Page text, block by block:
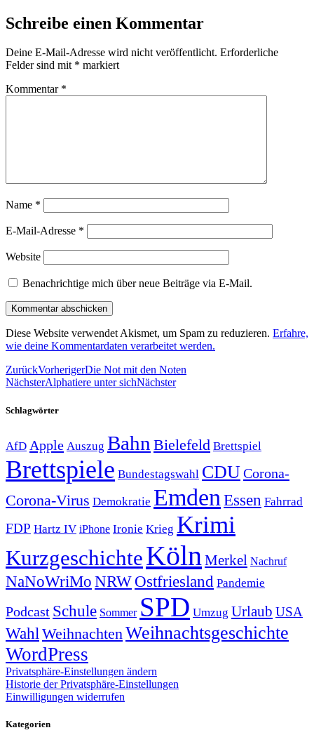
Schreibe einen Kommentar
Deine E-Mail-Adresse wird nicht veröffentlicht. Erforderliche
Felder sind mit * markiert
Kommentar *
Name *
E-Mail-Adresse *
Website
Benachrichtige mich über neue Beiträge via E-Mail.
Diese Website verwendet Akismet, um Spam zu reduzieren. Erfahre,
wie deine Kommentardaten verarbeitet werden.
ZurückVorherigerDie Not mit den Noten
NächsterAlphatiere unter sichNächster
Schlagwörter
AfD Apple Auszug Bahn Bielefeld Brettspiel
Brettspiele Bundestagswahl CDUCorona-
Corona-Virus Demokratie Emden Essen Fahrrad
FDP Hartz IV iPhone Ironie Krieg Krimi
KurzgeschichteKöln Merkel Nachruf
NaNoWriMo NRWOstfriesland Pandemie
Podcast Schule Sommer SPD Umzug Urlaub USA
Wahl Weihnachten Weihnachtsgeschichte
WordPress
Privatsphäre-Einstellungen ändern
Historie der Privatsphäre-Einstellungen
Einwilligungen widerrufen
Kategorien